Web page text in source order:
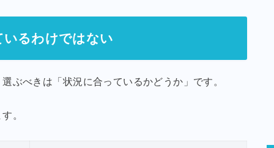
るわけではない
ぶべきは「状況に合っているかどうか」です。
。